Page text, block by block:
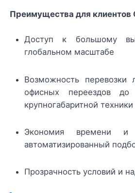
Преимущества для клиентов
Доступ к большому
глобальном масштабе
Возможность перевозки
офисных переездов до
крупногабаритной
Экономия времени и
автоматизированный
Прозрачность условий и